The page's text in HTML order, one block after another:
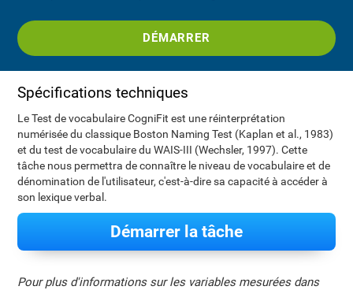
DÉMARRER
Spécifications techniques
Le Test de vocabulaire CogniFit est une réinterprétation
numérisée du classique Boston Naming Test (Kaplan et al., 1983)
et du test de vocabulaire du WAIS-III (Wechsler, 1997). Cette
tâche nous permettra de connaître le niveau de vocabulaire et de
dénomination de l'utilisateur, c'est-à-dire sa capacité à accéder à
son lexique verbal.
Démarrer la tâche
Pour plus d'informations sur les variables mesurées dans